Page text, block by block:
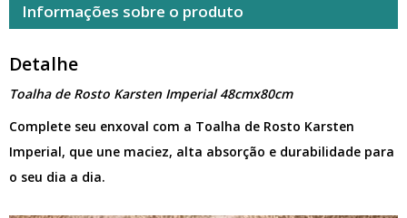
Informações sobre o produto
Detalhe
Toalha de Rosto Karsten Imperial 48cmx80cm
Complete seu enxoval com a Toalha de Rosto Karsten
Imperial, que une maciez, alta absorção e durabilidade para
o seu dia a dia.